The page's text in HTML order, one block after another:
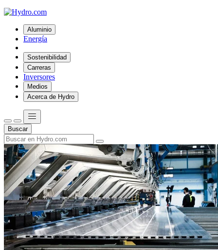
Aluminio
Energía
Sostenibilidad
Carreras
Inversores
Medios
Acerca de Hydro
Buscar